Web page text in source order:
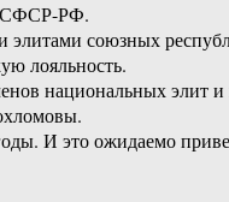
РСФСР-РФ.
союзных
лояльность.
национальных элит
И это ожидаемо